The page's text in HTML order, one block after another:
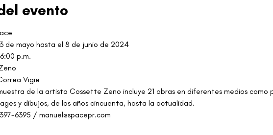
evento
de mayo hasta el 8 de junio de 2024
p.m.
Vigie
de la artista Cossette Zeno incluye 21 obras en diferentes medios como
y dibujos, de los años cincuenta, hasta la actualidad.
6395 / manuel@spacepr.com